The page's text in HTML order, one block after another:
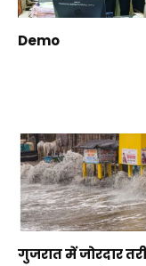
Demo
गुजरात में जोरदार